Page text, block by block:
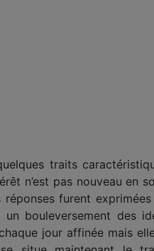
traits
n’est pas nouveau en
furent exprimées
bouleversement des
jour affinée mais